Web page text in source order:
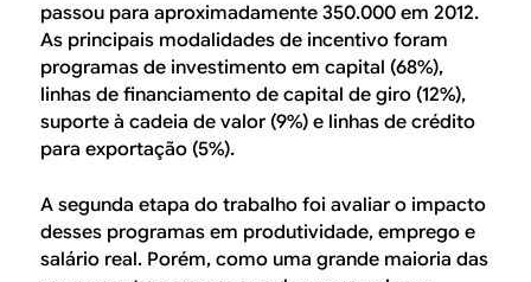
passou para aproximadamente 350.000 em 2012.
As principais modalidades de incentivo foram
programas de investimento em capital (68%),
linhas de financiamento de capital de giro (12%),
suporte à cadeia de valor (9%) e linhas de crédito
para exportação (5%).
A segunda etapa do trabalho foi avaliar o impacto
desses programas em produtividade, emprego e
salário real. Porém, como uma grande maioria das